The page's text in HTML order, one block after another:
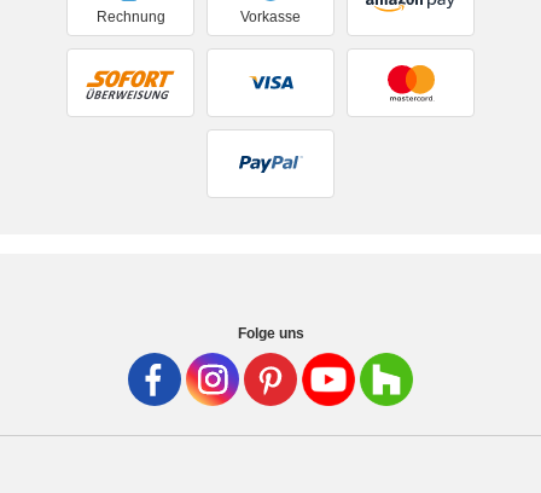
Vorkasse
Rechnung
Folge uns